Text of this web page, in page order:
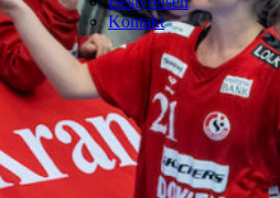
Kontakt